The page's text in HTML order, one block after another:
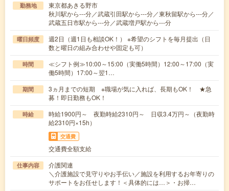
勤務地
東京都あきる野市
秋川駅から---分／武蔵引田駅から---分／東秋留駅から---分／
武蔵五日市駅から---分／武蔵増戸駅から---分
曜日頻度
週2日（週1日も相談OK！） ※希望のシフトを毎月提出（日
数と曜日の組み合わせや固定も可）
時間
≪シフト例≫10:00～15:00（実働5時間）12:00～17:00（実
働5時間）17:00～翌1…
期間
3ヵ月までの短期 ※職場が気に入れば、長期もOK！ ★急
募！即日勤務もOK！
時給
時給1900円～ 夜勤時給2310円～ 日収3.4万円～（夜勤時
給2310円×15h）
交通費
交通費全額支給
仕事内容
介護関連
＼介護施設で見守りやお手伝い／施設を利用するお年寄りの
サポートをお任せします！＜具体的には…＞・お掃…